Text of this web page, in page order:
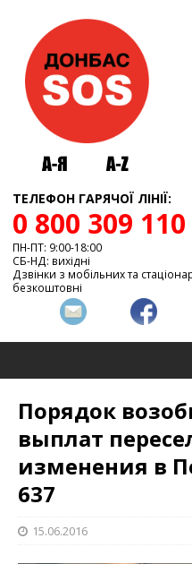
ТЕЛЕФОН ГАРЯЧОЇ ЛІНІЇ:
0 800 309 110
ПН-ПТ: 9:00-18:00
СБ-НД: вихідні
Дзвінки з мобільних та
безкоштовні
Порядок
выплат
изменения в
637
15.06.2016